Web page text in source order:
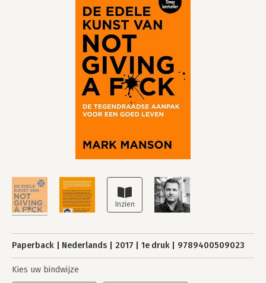
Paperback Nederlands 2017 1e druk 9789400509023
Kies uw bindwijze